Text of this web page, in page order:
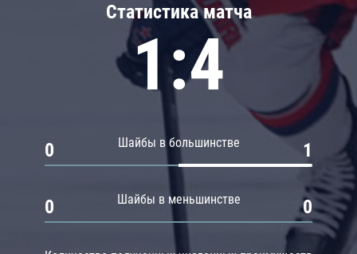
Статистика матча
1:4
Шайбы в большинстве
0 1
Шайбы в меньшинстве
0 0